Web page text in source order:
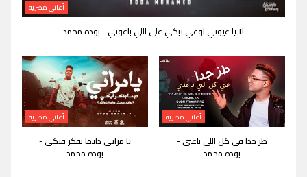
أغاني مصرية
لا يا عيوني اوعي تبكي على اللي باعوني - بوده محمد
أغاني مصرية
طز جدا في كل اللي باعني -
بوده محمد
أغاني مصرية
يا مراتي دايما بفكر فيكي -
بوده محمد